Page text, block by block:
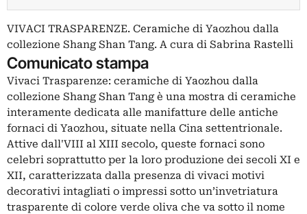
VIVACI TRASPARENZE. Ceramiche di Yaozhou dalla
collezione Shang Shan Tang. A cura di Sabrina Rastelli
Comunicato stampa
Vivaci Trasparenze: ceramiche di Yaozhou dalla
collezione Shang Shan Tang è una mostra di ceramiche
interamente dedicata alle manifatture delle antiche
fornaci di Yaozhou, situate nella Cina settentrionale.
Attive dall'VIII al XIII secolo, queste fornaci sono
celebri soprattutto per la loro produzione dei secoli XI e
XII, caratterizzata dalla presenza di vivaci motivi
decorativi intagliati o impressi sotto un’invetriatura
trasparente di colore verde oliva che va sotto il nome